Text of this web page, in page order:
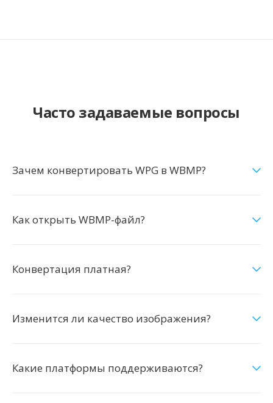
Часто задаваемые вопросы
Зачем конвертировать WPG в WBMP?
Как открыть WBMP-файл?
Конвертация платная?
Изменится ли качество изображения?
Какие платформы поддерживаются?